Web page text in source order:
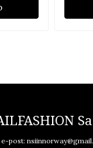
e-post: